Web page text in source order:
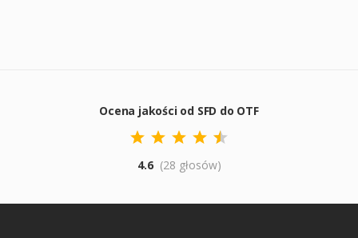
Ocena jakości od SFD do OTF
4.6 (28 głosów)